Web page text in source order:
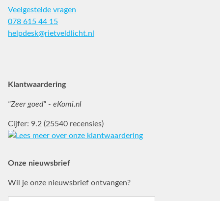
Veelgestelde vragen
078 615 44 15
helpdesk@rietveldlicht.nl
Klantwaardering
"Zeer goed" - eKomi.nl
Cijfer: 9.2 (25540 recensies)
Onze nieuwsbrief
Wil je onze nieuwsbrief ontvangen?